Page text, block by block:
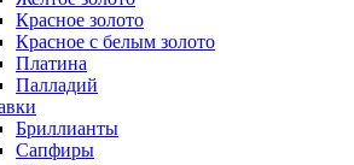
Красное золото
Красное с белым золото
Платина
Палладий
Бриллианты
Сапфиры